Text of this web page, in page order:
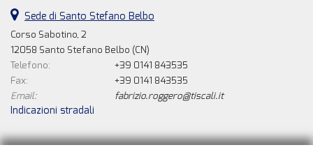
Sede di Santo Stefano Belbo
Corso Sabotino, 2
12058 Santo Stefano Belbo (CN)
Telefono:
+39 0141 843535
Fax:
+39 0141 843535
Email:
fabrizio.roggero@tiscali.it
Indicazioni stradali